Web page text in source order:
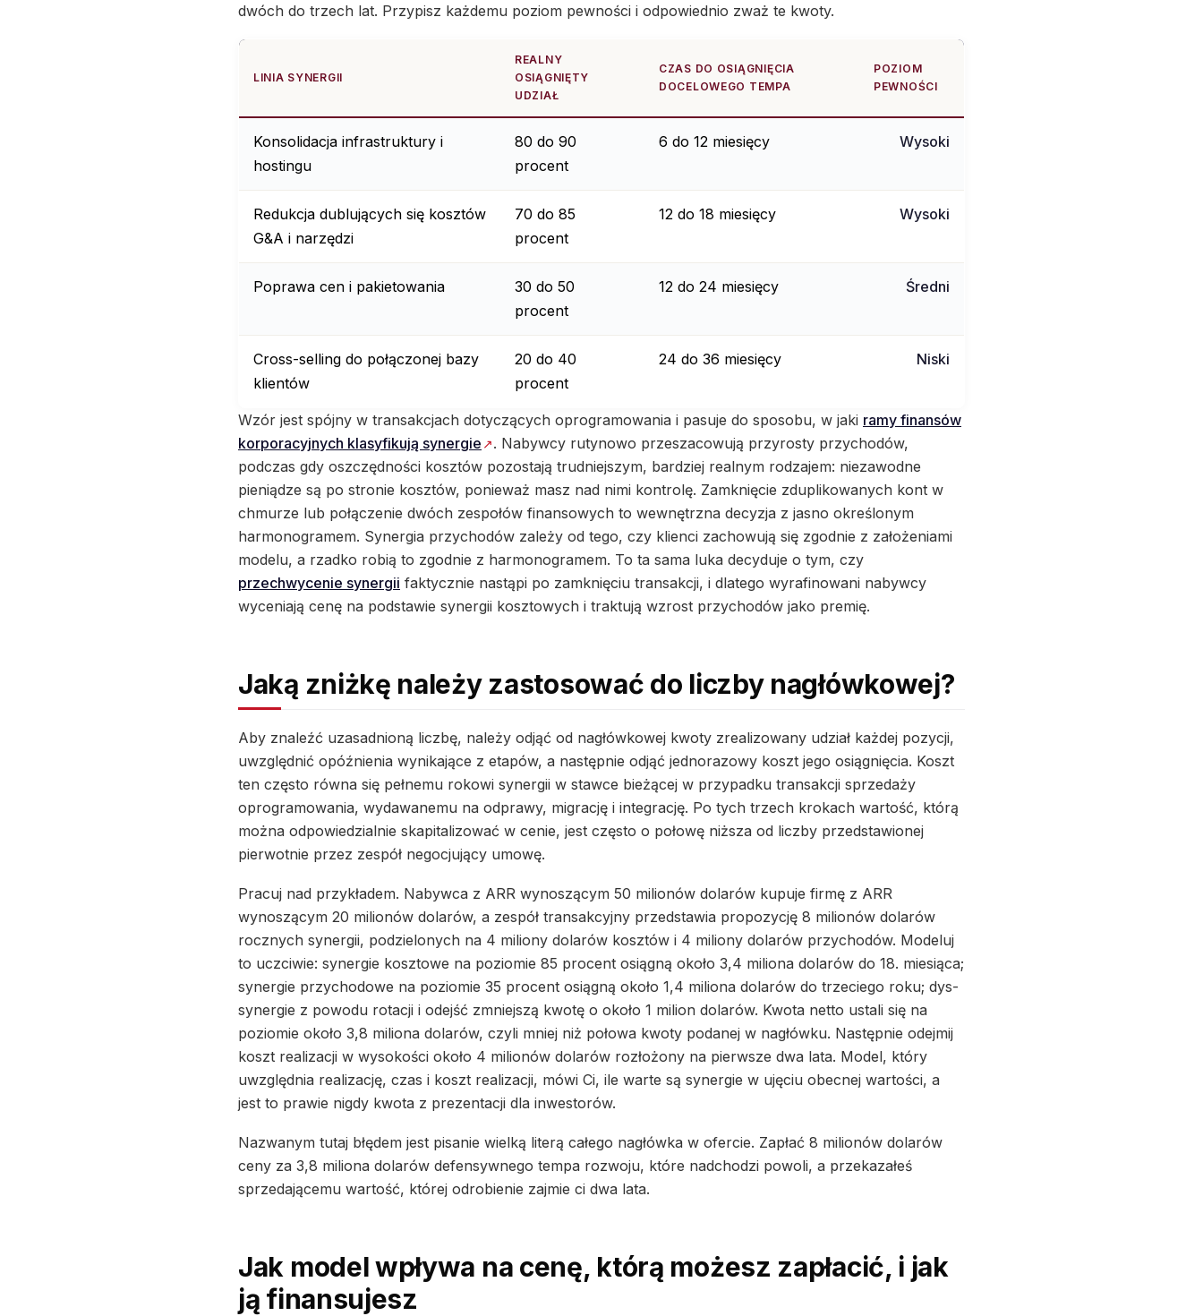
dwóch do trzech lat. Przypisz każdemu poziom pewności i odpowiednio zważ te kwoty.
LINIA SYNERGII
REALNY
OSIĄGNIĘTY
UDZIAŁ
CZAS DO OSIĄGNIĘCIA
DOCELOWEGO TEMPA
POZIOM
PEWNOŚCI
Konsolidacja infrastruktury i
hostingu
80 do 90
procent
6 do 12 miesięcy Wysoki
Redukcja dublujących się kosztów
G&A i narzędzi
70 do 85
procent
12 do 18 miesięcy Wysoki
Poprawa cen i pakietowania
30 do 50
procent
12 do 24 miesięcy Średni
Cross-selling do połączonej bazy
klientów
20 do 40
procent
24 do 36 miesięcy Niski
Wzór jest spójny w transakcjach dotyczących oprogramowania i pasuje do sposobu, w jaki ramy finansów
korporacyjnych klasyfikują synergie
. Nabywcy rutynowo przeszacowują przyrosty przychodów,
podczas gdy oszczędności kosztów pozostają trudniejszym, bardziej realnym rodzajem: niezawodne
pieniądze są po stronie kosztów, ponieważ masz nad nimi kontrolę. Zamknięcie zduplikowanych kont w
chmurze lub połączenie dwóch zespołów finansowych to wewnętrzna decyzja z jasno określonym
harmonogramem. Synergia przychodów zależy od tego, czy klienci zachowują się zgodnie z założeniami
modelu, a rzadko robią to zgodnie z harmonogramem. To ta sama luka decyduje o tym, czy
przechwycenie synergii faktycznie nastąpi po zamknięciu transakcji, i dlatego wyrafinowani nabywcy
wyceniają cenę na podstawie synergii kosztowych i traktują wzrost przychodów jako premię.
Jaką zniżkę należy zastosować do liczby nagłówkowej?
Aby znaleźć uzasadnioną liczbę, należy odjąć od nagłówkowej kwoty zrealizowany udział każdej pozycji,
uwzględnić opóźnienia wynikające z etapów, a następnie odjąć jednorazowy koszt jego osiągnięcia. Koszt
ten często równa się pełnemu rokowi synergii w stawce bieżącej w przypadku transakcji sprzedaży
oprogramowania, wydawanemu na odprawy, migrację i integrację. Po tych trzech krokach wartość, którą
można odpowiedzialnie skapitalizować w cenie, jest często o połowę niższa od liczby przedstawionej
pierwotnie przez zespół negocjujący umowę.
Pracuj nad przykładem. Nabywca z ARR wynoszącym 50 milionów dolarów kupuje firmę z ARR
wynoszącym 20 milionów dolarów, a zespół transakcyjny przedstawia propozycję 8 milionów dolarów
rocznych synergii, podzielonych na 4 miliony dolarów kosztów i 4 miliony dolarów przychodów. Modeluj
to uczciwie: synergie kosztowe na poziomie 85 procent osiągną około 3,4 miliona dolarów do 18. miesiąca;
synergie przychodowe na poziomie 35 procent osiągną około 1,4 miliona dolarów do trzeciego roku; dys-
synergie z powodu rotacji i odejść zmniejszą kwotę o około 1 milion dolarów. Kwota netto ustali się na
poziomie około 3,8 miliona dolarów, czyli mniej niż połowa kwoty podanej w nagłówku. Następnie odejmij
koszt realizacji w wysokości około 4 milionów dolarów rozłożony na pierwsze dwa lata. Model, który
uwzględnia realizację, czas i koszt realizacji, mówi Ci, ile warte są synergie w ujęciu obecnej wartości, a
jest to prawie nigdy kwota z prezentacji dla inwestorów.
Nazwanym tutaj błędem jest pisanie wielką literą całego nagłówka w ofercie. Zapłać 8 milionów dolarów
ceny za 3,8 miliona dolarów defensywnego tempa rozwoju, które nadchodzi powoli, a przekazałeś
sprzedającemu wartość, której odrobienie zajmie ci dwa lata.
Jak model wpływa na cenę, którą możesz zapłacić, i jak
ją finansujesz